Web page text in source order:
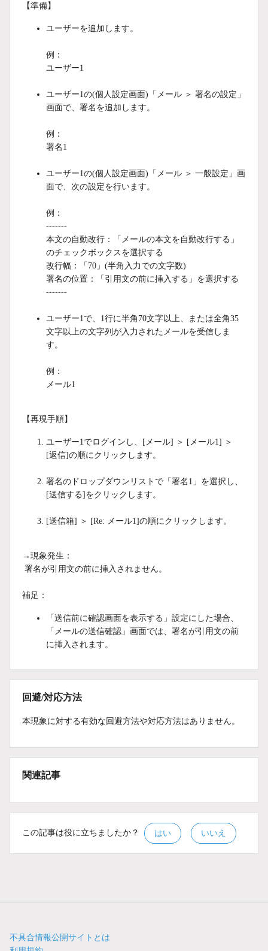
【準備】
ユーザーを追加します。
例：
ユーザー1
ユーザー1の(個人設定画面)「メール ＞ 署名の設定」
画面で、署名を追加します。
例：
署名1
ユーザー1の(個人設定画面)「メール ＞ 一般設定」画
面で、次の設定を行います。
例：
-------
本文の自動改行：「メールの本文を自動改行する」
のチェックボックスを選択する
改行幅：「70」(半角入力での文字数)
署名の位置：「引用文の前に挿入する」を選択する
-------
ユーザー1で、1行に半角70文字以上、または全角35
文字以上の文字列が入力されたメールを受信しま
す。
例：
メール1
【再現手順】
ユーザー1でログインし、[メール] ＞ [メール1] ＞
[返信]の順にクリックします。
署名のドロップダウンリストで「署名1」を選択し、
[送信する]をクリックします。
[送信箱] ＞ [Re: メール1]の順にクリックします。
→現象発生：
署名が引用文の前に挿入されません。
補足：
「送信前に確認画面を表示する」設定にした場合、
「メールの送信確認」画面では、署名が引用文の前
に挿入されます。
回避/対応方法
本現象に対する有効な回避方法や対応方法はありません。
関連記事
この記事は役に立ちましたか？ はい いいえ
不具合情報公開サイトとは